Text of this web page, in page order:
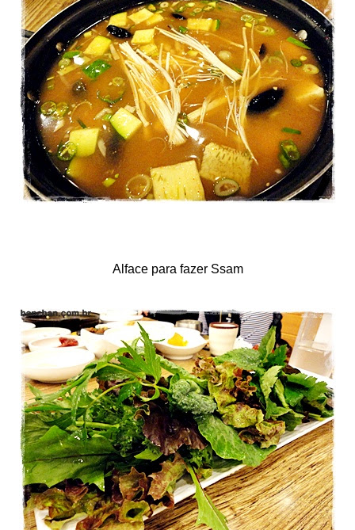
Alface para fazer Ssam